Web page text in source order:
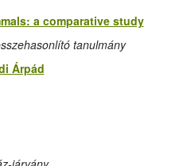
a comparative study
tanulmány
Árpád